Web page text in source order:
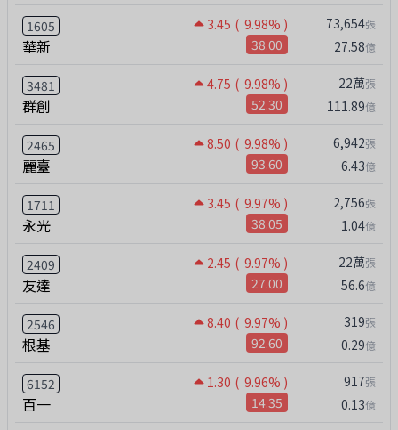
1605 3.45 ( 9.98% )
華新 38.00
73,654張
27.58億
3481 4.75 ( 9.98% )
群創 52.30
22萬張
111.89億
2465 8.50 ( 9.98% )
麗臺 93.60
6,942張
6.43億
1711 3.45 ( 9.97% )
永光 38.05
2,756張
1.04億
2409 2.45 ( 9.97% )
友達 27.00
22萬張
56.6億
2546 8.40 ( 9.97% )
根基 92.60
319張
0.29億
6152 1.30 ( 9.96% )
百一 14.35
917張
0.13億